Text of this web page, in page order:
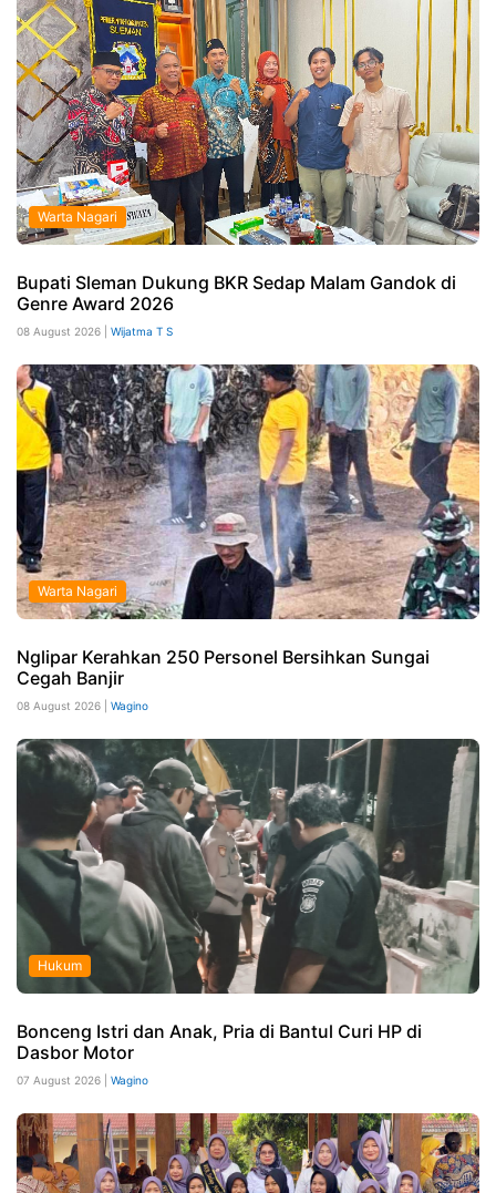
Warta Nagari
Bupati Sleman Dukung BKR Sedap Malam Gandok di
Genre Award 2026
08 August 2026 | Wijatma T S
Warta Nagari
Nglipar Kerahkan 250 Personel Bersihkan Sungai
Cegah Banjir
08 August 2026 | Wagino
Hukum
Bonceng Istri dan Anak, Pria di Bantul Curi HP di
Dasbor Motor
07 August 2026 | Wagino